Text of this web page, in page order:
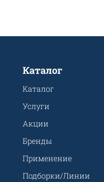
Каталог
Каталог
Услуги
Акции
Бренды
Применение
Подборки/Линии